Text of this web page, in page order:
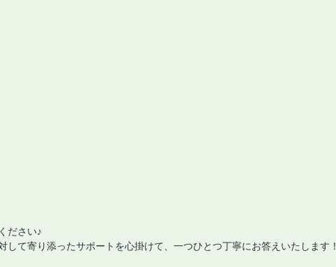
ださい♪
して寄り添ったサポートを心掛けて、一つひとつ丁寧にお答えいたします！